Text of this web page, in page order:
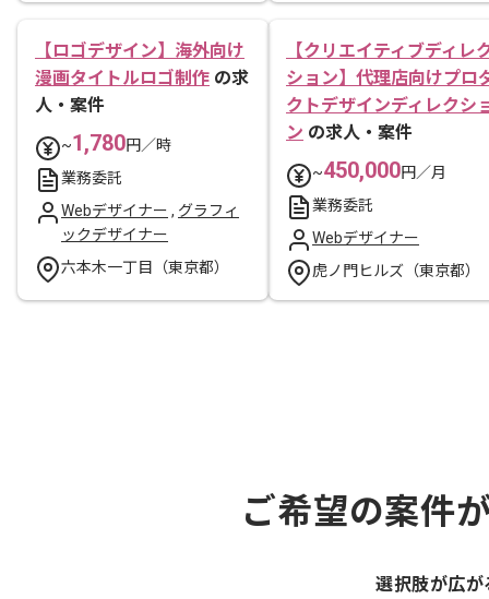
【ロゴデザイン】海外向け
漫画タイトルロゴ制作 の求
人・案件
~1,780円／時
業務委託
Webデザイナー , グラフィ
ックデザイナー
六本木一丁目（東京都）
【クリエイティブディレ
ション】代理店向けプロ
クトデザインディレクシ
ン の求人・案件
~450,000円／月
業務委託
Webデザイナー
虎ノ門ヒルズ（東京都）
ご希望の案件
選択肢が広が